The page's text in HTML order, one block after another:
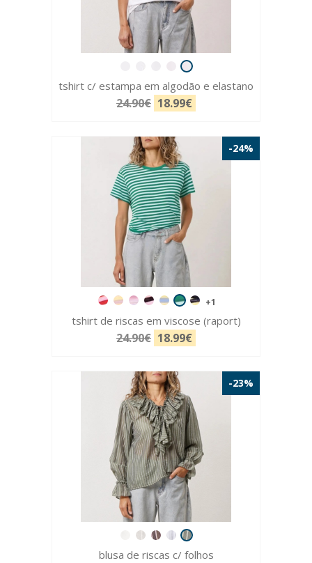
tshirt c/ estampa em algodão e elastano
24.90€ 18.99€
-24%
+1
tshirt de riscas em viscose (raport)
24.90€ 18.99€
-23%
blusa de riscas c/ folhos